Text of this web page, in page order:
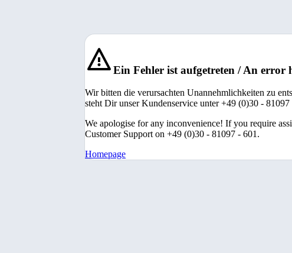
Ein Fehler ist aufgetreten / An error
Wir bitten die verursachten Unannehmlichkeiten zu
steht Dir unser Kundenservice unter +49 (0)30 -
We apologise for any inconvenience! If you require
Customer Support on +49 (0)30 - 81097 - 601.
Homepage